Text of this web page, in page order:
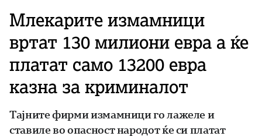
Млекарите измамници
вртат 130 милиони евра а ќе
платат само 13200 евра
казна за криминалот
Тајните фирми измамници го лажеле и
ставиле во опасност народот ќе си платат